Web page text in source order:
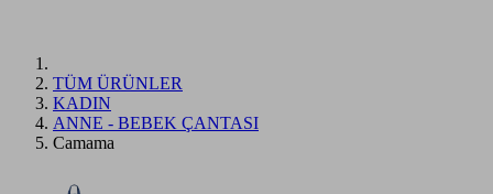
TÜM ÜRÜNLER
KADIN
ANNE - BEBEK ÇANTASI
Camama